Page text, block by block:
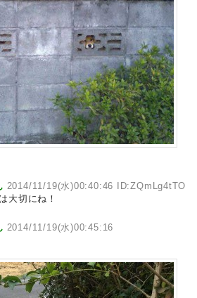
2014/11/19(水)00:40:46 ID:ZQmLg4tTO
大切にね！
2014/11/19(水)00:45:16